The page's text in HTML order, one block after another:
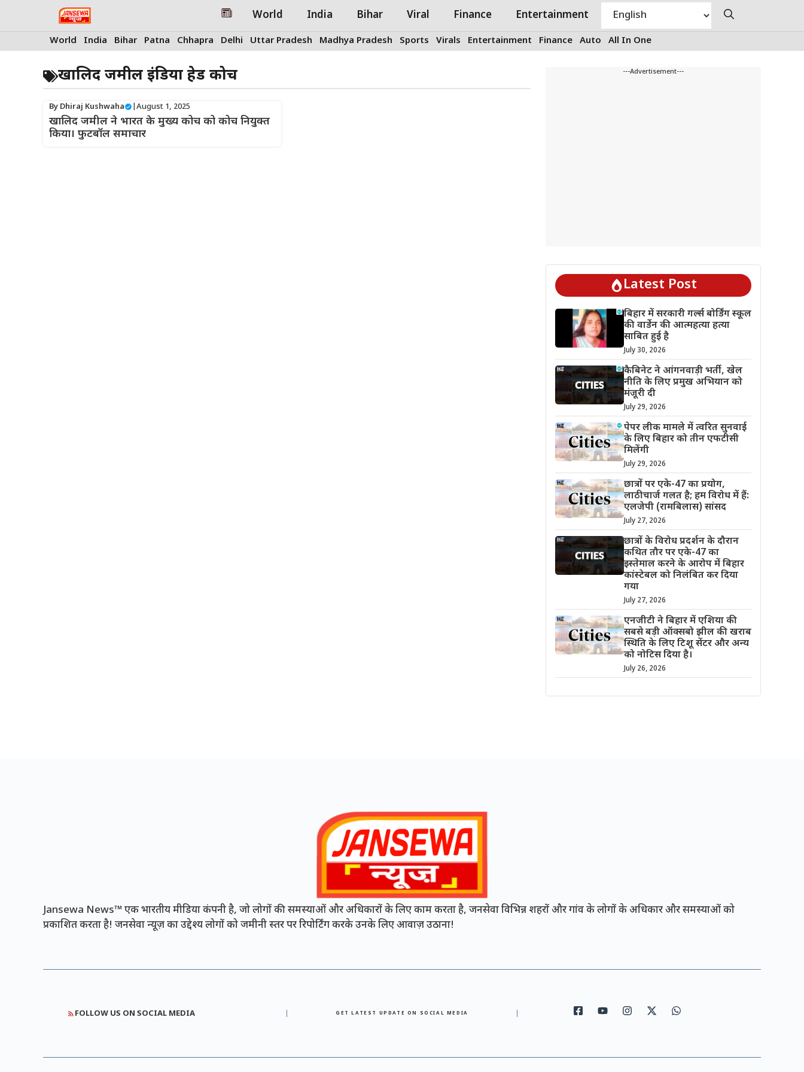
World India Bihar Viral Finance Entertainment
World India Bihar Patna Chhapra Delhi Uttar Pradesh Madhya Pradesh Sports Virals Entertainment Finance Auto All In One
खालिद जमील इंडिया हेड कोच
By Dhiraj Kushwaha August 1, 2025
खालिद जमील ने भारत के मुख्य कोच को कोच नियुक्त
किया। फुटबॉल समाचार
---Advertisement---
Latest Post
बिहार में सरकारी गर्ल्स बोर्डिंग स्कूल
की वार्डेन की आत्महत्या हत्या
साबित हुई है
July 30, 2026
कैबिनेट ने आंगनवाड़ी भर्ती, खेल
नीति के लिए प्रमुख अभियान को
मंजूरी दी
July 29, 2026
पेपर लीक मामले में त्वरित सुनवाई
के लिए बिहार को तीन एफटीसी
मिलेंगी
July 29, 2026
छात्रों पर एके-47 का प्रयोग,
लाठीचार्ज गलत है; हम विरोध में हैं:
एलजेपी (रामबिलास) सांसद
July 27, 2026
छात्रों के विरोध प्रदर्शन के दौरान
कथित तौर पर एके-47 का
इस्तेमाल करने के आरोप में बिहार
कांस्टेबल को निलंबित कर दिया
गया
July 27, 2026
एनजीटी ने बिहार में एशिया की
सबसे बड़ी ऑक्सबो झील की खराब
स्थिति के लिए टिशू सेंटर और अन्य
को नोटिस दिया है।
July 26, 2026
Jansewa News™ एक भारतीय मीडिया कंपनी है, जो लोगों की समस्याओं और अधिकारों के लिए काम करता है, जनसेवा विभिन्न शहरों और गांव के लोगों के अधिकार और समस्याओं को
प्रकाशित करता है! जनसेवा न्यूज़ का उद्देश्य लोगों को जमीनी स्तर पर रिपोर्टिंग करके उनके लिए आवाज़ उठाना!
FOLLOW US ON SOCIAL MEDIA GET LATEST UPDATE ON SOCIAL MEDIA